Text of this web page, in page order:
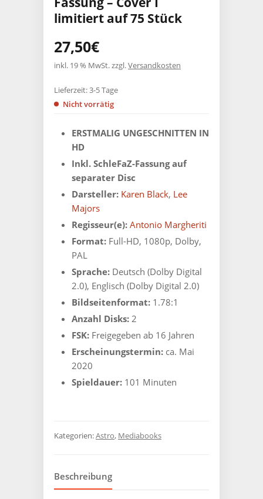
limitiert auf 75 Stück
27,50€
inkl. 19 % MwSt.zzgl.Versandkosten
ERSTMALIG UNGESCHNITTEN IN
HD
Inkl. SchleFaZ-Fassung auf
separater Disc
Darsteller: Karen Black, Lee
Majors
Regisseur(e): Antonio Margheriti
Format: Full-HD, 1080p, Dolby,
PAL
Sprache: Deutsch (Dolby Digital
2.0), Englisch (Dolby Digital 2.0)
Bildseitenformat: 1.78:1
Anzahl Disks: 2
FSK: Freigegeben ab 16 Jahren
Erscheinungstermin: ca. Mai
2020
Spieldauer: 101 Minuten
Lieferzeit:3-5 Tage
Nicht vorrätig
Kategorien:Astro, Mediabooks
Beschreibung